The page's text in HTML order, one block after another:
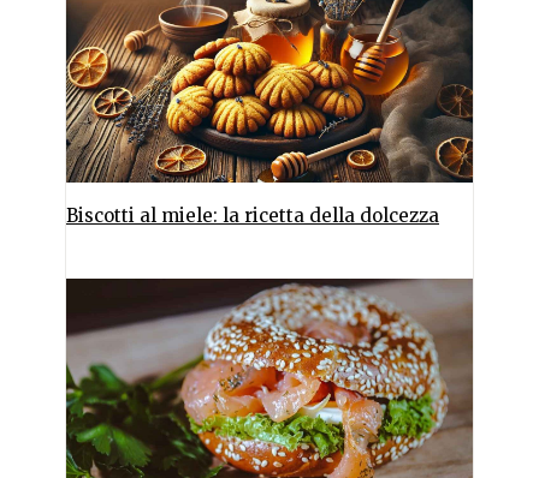
Biscotti al miele: la ricetta della dolcezza